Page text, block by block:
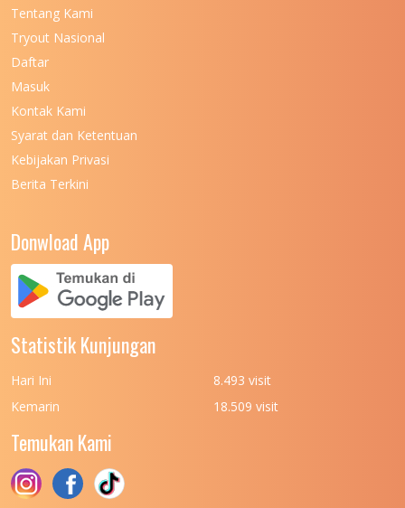
UNIVERSITAS NEGERI KHAIRUN
UNIVERSITAS NEGERI MANADO
UNIVERSITAS NEGERI MEDAN
UNIVERSITAS NEGERI PADANG
UNIVERSITAS NUSA CENDANA
UNIVERSITAS PADJADJARAN
UNIVERSITAS PATTIMURA
(UPN) VETERAN JAKARTA
UNIVERSITAS PEMBANGUNAN NASIONAL
(UPN) VETERAN JAWA TIMUR
UNIVERSITAS PEMBANGUNAN NASIONAL
Tentang Kami
Tryout Nasional
Daftar
Masuk
Kontak Kami
Syarat dan Ketentuan
Kebijakan Privasi
Berita Terkini
Donwload App
Statistik Kunjungan
Hari Ini
8.493 visit
Kemarin
18.509 visit
Temukan Kami